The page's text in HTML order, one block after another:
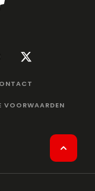
VOORWAARDEN